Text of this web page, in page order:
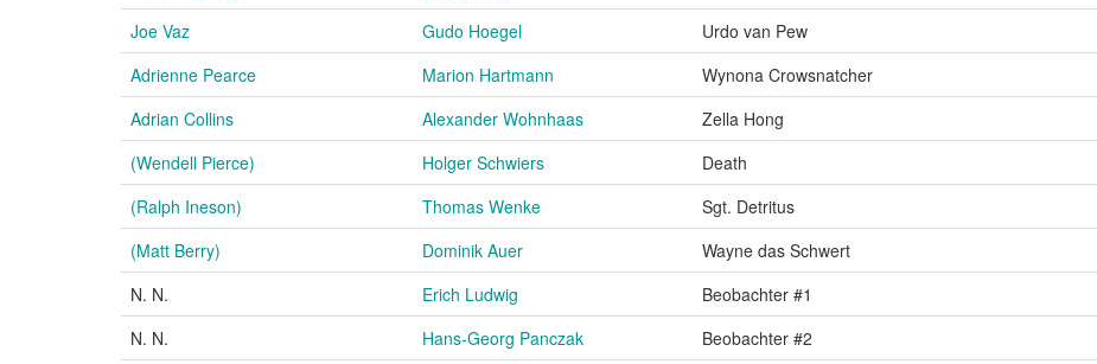
Joe Vaz
Gudo Hoegel Urdo van Pew
Adrienne Pearce
Marion Hartmann Wynona Crowsnatcher
Adrian Collins
Alexander Wohnhaas Zella Hong
(Wendell Pierce)
Holger Schwiers Death
(Ralph Ineson)
Thomas Wenke Sgt. Detritus
(Matt Berry)
Dominik Auer Wayne das Schwert
N. N.
Erich Ludwig Beobachter #1
N. N.
Hans-Georg Panczak Beobachter #2